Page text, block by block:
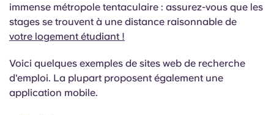
immense métropole tentaculaire : assurez-vous que les
stages se trouvent à une distance raisonnable de
votre logement étudiant !
Voici quelques exemples de sites web de recherche
d'emploi. La plupart proposent également une
application mobile.